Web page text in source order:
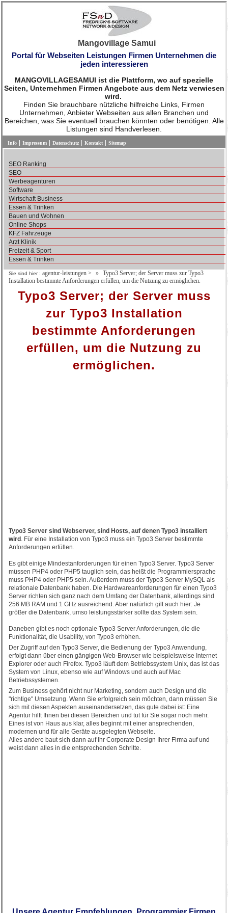
Mangovillage Samui
Portal für Webseiten Leistungen Firmen Unternehmen die
jeden interessieren
MANGOVILLAGESAMUI ist die Plattform, wo auf spezielle
Seiten, Unternehmen Firmen Angebote aus dem Netz verwiesen
wird.
Finden Sie brauchbare nützliche hilfreiche Links, Firmen
Unternehmen, Anbieter Webseiten aus allen Branchen und
Bereichen, was Sie eventuell brauchen könnten oder benötigen. Alle
Listungen sind Handverlesen.
Info Impressum Datenschutz Kontakt Sitemap
SEO Ranking
SEO
Werbeagenturen
Software
Wirtschaft Business
Essen & Trinken
Bauen und Wohnen
Online Shops
KFZ Fahrzeuge
Arzt Klinik
Freizeit & Sport
Essen & Trinken
Sie sind hier : agentur-leistungen >
Typo3 Server; der Server muss zur Typo3
Installation bestimmte Anforderungen erfüllen, um die Nutzung zu ermöglichen.
Typo3 Server; der Server muss
zur Typo3 Installation
bestimmte Anforderungen
erfüllen, um die Nutzung zu
ermöglichen.
Typo3 Server sind Webserver, sind Hosts, auf denen Typo3 installiert
wird . Für eine Installation von Typo3 muss ein Typo3 Server bestimmte
Anforderungen erfüllen.
Es gibt einige Mindestanforderungen für einen Typo3 Server. Typo3 Server
müssen PHP4 oder PHP5 tauglich sein, das heißt die Programmiersprache
muss PHP4 oder PHP5 sein. Außerdem muss der Typo3 Server MySQL als
relationale Datenbank haben. Die Hardwareanforderungen für einen Typo3
Server richten sich ganz nach dem Umfang der Datenbank, allerdings sind
256 MB RAM und 1 GHz ausreichend. Aber natürlich gilt auch hier: Je
größer die Datenbank, umso leistungsstärker sollte das System sein.
Daneben gibt es noch optionale Typo3 Server Anforderungen, die die
Funktionalität, die Usability, von Typo3 erhöhen.
Der Zugriff auf den Typo3 Server, die Bedienung der Typo3 Anwendung,
erfolgt dann über einen gängigen Web-Browser wie beispielsweise Internet
Explorer oder auch Firefox. Typo3 läuft dem Betriebssystem Unix, das ist das
System von Linux, ebenso wie auf Windows und auch auf Mac
Betriebssystemen.
Zum Business gehört nicht nur Marketing, sondern auch Design und die
"richtige" Umsetzung. Wenn Sie erfolgreich sein möchten, dann müssen Sie
sich mit diesen Aspekten auseinandersetzen, das gute dabei ist: Eine
Agentur hilft Ihnen bei diesen Bereichen und tut für Sie sogar noch mehr.
Eines ist von Haus aus klar, alles beginnt mit einer ansprechenden,
modernen und für alle Geräte ausgelegten Webseite.
Alles andere baut sich dann auf Ihr Corporate Design Ihrer Firma auf und
weist dann alles in die entsprechenden Schritte.